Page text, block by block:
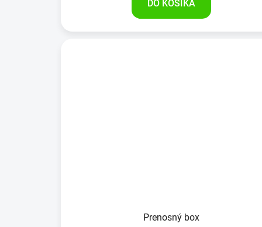
DO KOŠÍKA
Prenosný box